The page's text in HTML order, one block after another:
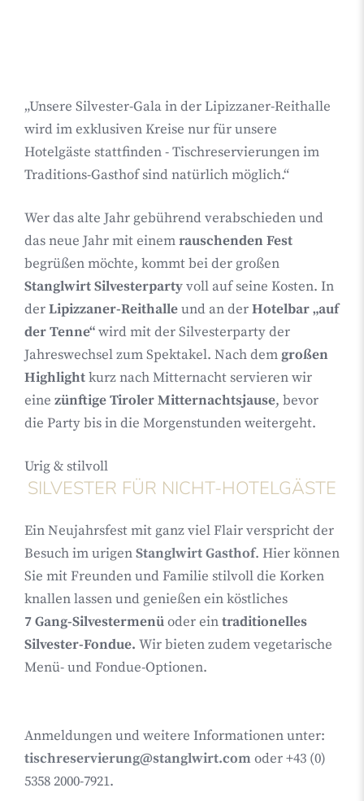
„Unsere Silvester-Gala in der Lipizzaner-Reithalle
wird im exklusiven Kreise nur für unsere
Hotelgäste stattfinden - Tischreservierungen im
Traditions-Gasthof sind natürlich möglich.“
Wer das alte Jahr gebührend verabschieden und
das neue Jahr mit einemrauschenden Fest
begrüßen möchte, kommt bei der großen
Stanglwirt Silvesterpartyvoll auf seine Kosten. In
derLipizzaner-Reithalleund an derHotelbar „auf
der Tenne“wird mit der Silvesterparty der
Jahreswechsel zum Spektakel. Nach dem großen
Highlightkurz nach Mitternacht servieren wir
eine zünftige Tiroler Mitternachtsjause, bevor
die Party bis in die Morgenstunden weitergeht.
Urig & stilvoll
SILVESTER FÜR NICHT-HOTELGÄSTE
Ein Neujahrsfest mit ganz viel Flair verspricht der
Besuch im urigenStanglwirt Gasthof. Hier können
Sie mit Freunden und Familie stilvoll die Korken
knallen lassen und genießen ein köstliches
7 Gang-Silvestermenüoder eintraditionelles
Silvester-Fondue. Wir bieten zudem vegetarische
Menü- und Fondue-Optionen.
Anmeldungen und weitere Informationen unter:
tischreservierung@stanglwirt.comoder +43 (0)
5358 2000-7921.